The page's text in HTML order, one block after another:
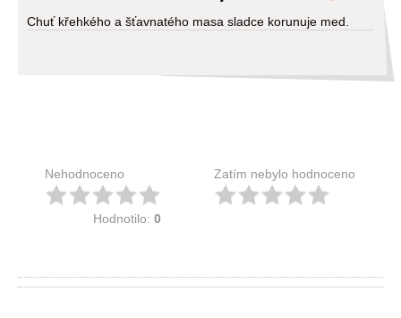
Chuť křehkého a šťavnatého masa sladce korunuje med.
Nehodnoceno
Hodnotilo: 0
Zatím nebylo hodnoceno